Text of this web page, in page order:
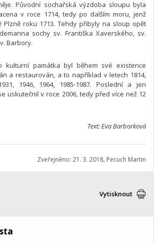
Původní sochařská výzdoba sloupu byla
v roce 1714, tedy po dalším moru, jenž
Plzně roku 1713. Tehdy přibyly na sloup opět
sochy sv. Františka Xaverského, sv.
Barbory.
kulturní památka byl během své existence
a restaurován, a to například v letech 1814,
1946, 1964, 1985-1987. Poslední a jen
uskutečnil v roce 2006, tedy před více než 12
Text: Eva Barborková
Zveřejněno: 21. 3. 2018, Pecuch Martin
Vytisknout